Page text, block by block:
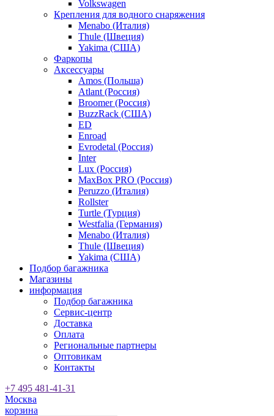
Volkswagen
Крепления для водного снаряжения
Menabo (Италия)
Thule (Швеция)
Yakima (США)
Фаркопы
Аксессуары
Amos (Польша)
Atlant (Россия)
Broomer (Россия)
BuzzRack (США)
ED
Enroad
Evrodetal (Россия)
Inter
Lux (Россия)
MaxBox PRO (Россия)
Peruzzo (Италия)
Rollster
Turtle (Турция)
Westfalia (Германия)
Menabo (Италия)
Thule (Швеция)
Yakima (США)
Подбор багажника
Магазины
информация
Подбор багажника
Сервис-центр
Доставка
Оплата
Региональные партнеры
Оптовикам
Контакты
+7 495 481-41-31
Москва
корзина